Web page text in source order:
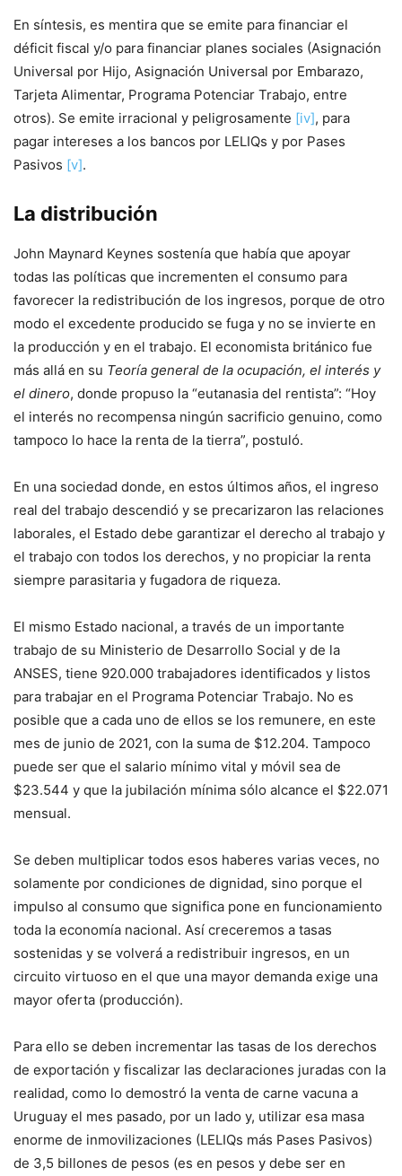
En síntesis, es mentira que se emite para financiar el
déficit fiscal y/o para financiar planes sociales (Asignación
Universal por Hijo, Asignación Universal por Embarazo,
Tarjeta Alimentar, Programa Potenciar Trabajo, entre
otros). Se emite irracional y peligrosamente [iv], para
pagar intereses a los bancos por LELIQs y por Pases
Pasivos [v].
La distribución
John Maynard Keynes sostenía que había que apoyar
todas las políticas que incrementen el consumo para
favorecer la redistribución de los ingresos, porque de otro
modo el excedente producido se fuga y no se invierte en
la producción y en el trabajo. El economista británico fue
más allá en su Teoría general de la ocupación, el interés y
el dinero, donde propuso la “eutanasia del rentista”: “Hoy
el interés no recompensa ningún sacrificio genuino, como
tampoco lo hace la renta de la tierra”, postuló.
En una sociedad donde, en estos últimos años, el ingreso
real del trabajo descendió y se precarizaron las relaciones
laborales, el Estado debe garantizar el derecho al trabajo y
el trabajo con todos los derechos, y no propiciar la renta
siempre parasitaria y fugadora de riqueza.
El mismo Estado nacional, a través de un importante
trabajo de su Ministerio de Desarrollo Social y de la
ANSES, tiene 920.000 trabajadores identificados y listos
para trabajar en el Programa Potenciar Trabajo. No es
posible que a cada uno de ellos se los remunere, en este
mes de junio de 2021, con la suma de $12.204. Tampoco
puede ser que el salario mínimo vital y móvil sea de
$23.544 y que la jubilación mínima sólo alcance el $22.071
mensual.
Se deben multiplicar todos esos haberes varias veces, no
solamente por condiciones de dignidad, sino porque el
impulso al consumo que significa pone en funcionamiento
toda la economía nacional. Así creceremos a tasas
sostenidas y se volverá a redistribuir ingresos, en un
circuito virtuoso en el que una mayor demanda exige una
mayor oferta (producción).
Para ello se deben incrementar las tasas de los derechos
de exportación y fiscalizar las declaraciones juradas con la
realidad, como lo demostró la venta de carne vacuna a
Uruguay el mes pasado, por un lado y, utilizar esa masa
enorme de inmovilizaciones (LELIQs más Pases Pasivos)
de 3,5 billones de pesos (es en pesos y debe ser en